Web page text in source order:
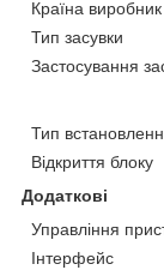
Країна виробник
Тип засувки
Застосування
Тип
Відкриття блоку
Додаткові
Управління
Інтерфейс